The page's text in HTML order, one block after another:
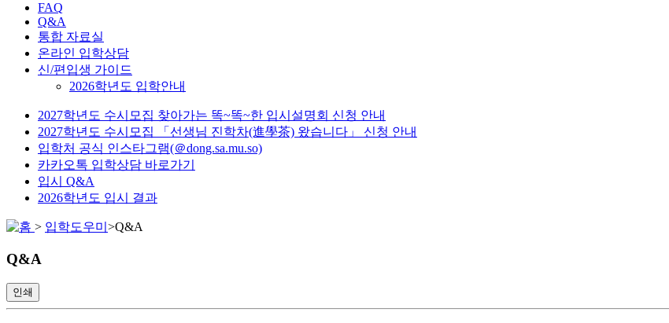
FAQ
Q&A
통합 자료실
온라인 입학상담
신/편입생 가이드
2026학년도 입학안내
2027학년도 수시모집 찾아가는 똑~똑~한 입시설명회 신청 안내
2027학년도 수시모집 「선생님 진학차(進學茶) 왔습니다」 신청 안내
입학처 공식 인스타그램(＠dong.sa.mu.so)
카카오톡 입학상담 바로가기
입시 Q&A
2026학년도 입시 결과
> 입학도우미 >Q&A
Q&A
인쇄